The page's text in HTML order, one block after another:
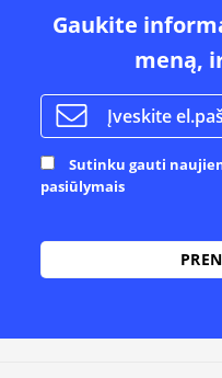
Gaukite
meną,
Sutinku gauti
pasiūlymais